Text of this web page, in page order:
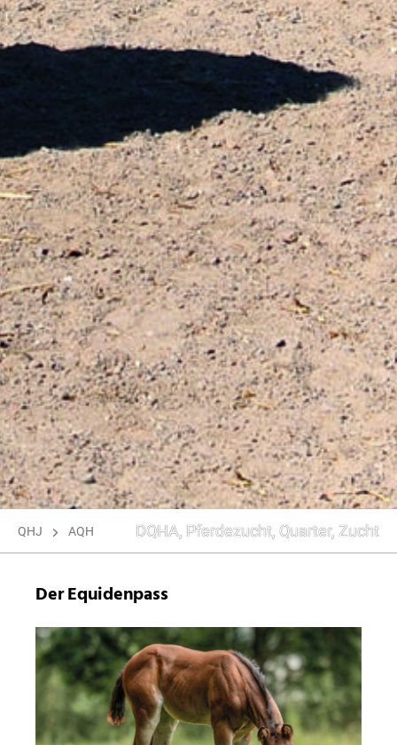
QHJ AQH Schlagwörter
DQHA, Pferdezucht, Quarter, Zucht
Der Equidenpass